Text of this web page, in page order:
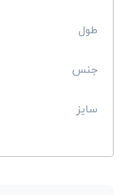
طول
جنس
سایز